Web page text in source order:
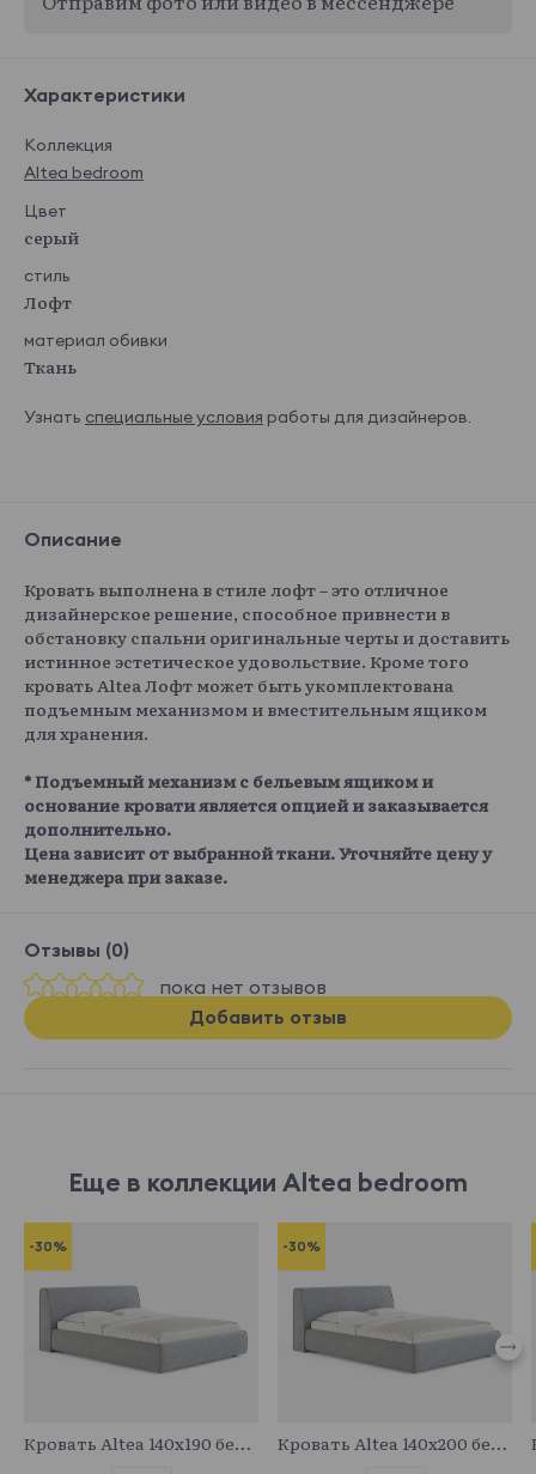
Характеристики
Коллекция
Altea bedroom
Цвет
серый
стиль
Лофт
материал обивки
Ткань
Узнать специальные условия работы для дизайнеров.
Описание
Кровать выполнена в стиле лофт – это отличное
дизайнерское решение, способное привнести в
обстановку спальни оригинальные черты и доставить
истинное эстетическое удовольствие. Кроме того
кровать Altea Лофт может быть укомплектована
подъемным механизмом и вместительным ящиком
для хранения.
* Подъемный механизм с бельевым ящиком и
основание кровати является опцией и заказывается
дополнительно.
Цена зависит от выбранной ткани. Уточняйте цену у
менеджера при заказе.
Отзывы (0)
пока нет отзывов
Добавить отзыв
Еще в коллекции Altea bedroom
-30%
Кровать Altea 140x190 без основания и подъемного механизма
-30%
Кровать Altea 140x200 без основания и подъемного механизма